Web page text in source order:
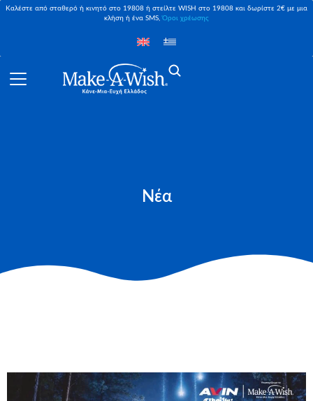
Καλέστε από σταθερό ή κινητό στο 19808 ή στείλτε WISH στο 19808 και δωρίστε 2€ με μια
κλήση ή ένα SMS,Όροι χρέωσης
Νέα